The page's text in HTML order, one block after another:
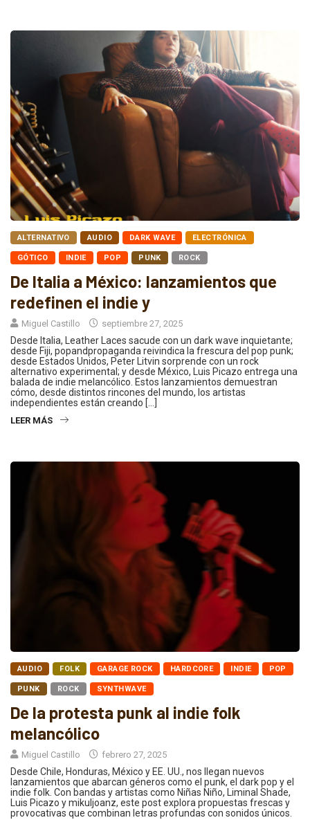
ALTERNATIVO AUDIO DARK WAVE ELECTRÓNICA
GÓTICO INDIE POP PUNK ROCK
De Italia a México: lanzamientos que
redefinen el indie y
Miguel Castillo septiembre 27, 2025
Desde Italia, Leather Laces sacude con un dark wave inquietante;
desde Fiji, popandpropaganda reivindica la frescura del pop punk;
desde Estados Unidos, Peter Litvin sorprende con un rock
alternativo experimental; y desde México, Luis Picazo entrega una
balada de indie melancólico. Estos lanzamientos demuestran
cómo, desde distintos rincones del mundo, los artistas
independientes están creando […]
LEER MÁS
AUDIO FOLK GARAGE ROCK HARDCORE INDIE POP
PUNK ROCK SYNTHWAVE
De la protesta punk al indie folk
melancólico
Miguel Castillo febrero 27, 2025
Desde Chile, Honduras, México y EE. UU., nos llegan nuevos
lanzamientos que abarcan géneros como el punk, el dark pop y el
indie folk. Con bandas y artistas como Niñas Niño, Liminal Shade,
Luis Picazo y mikuljoanz, este post explora propuestas frescas y
provocativas que combinan letras profundas con sonidos únicos.